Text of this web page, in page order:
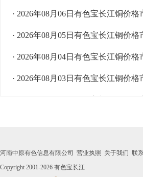
· 2026年08月06日有色宝长江铜价格
· 2026年08月05日有色宝长江铜价格
· 2026年08月04日有色宝长江铜价格
· 2026年08月03日有色宝长江铜价格
· 2026年07月28日有色宝长江铜价格
河南中原有色信息有限公司 营业执照 关于我们 联
Copyright 2001-2026 有色宝长江